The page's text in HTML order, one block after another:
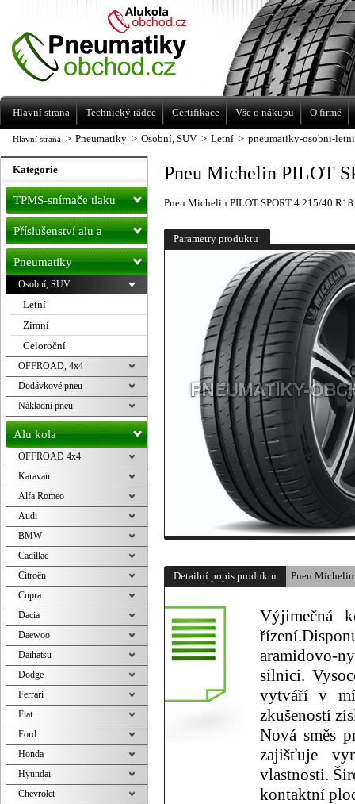
Hlavní strana > Pneumatiky > Osobní, SUV > Letní > pneumatiky-osobni-
Pneu Michelin PILOT
Pneu Michelin PILOT SPORT 4 215/40
Parametry produktu
Detailní popis produktu Pneu
Výjimečná
aramidovo-
silnici.
vytváří v
zkušeností
Nová směs
zajišťuje
vlastnosti.
kontaktní
Kategorie
TPMS-snímače tlaku
Příslušenství alu a
pneu
Pneumatiky
Osobní, SUV
Letní
Zimní
Celoroční
OFFROAD, 4x4
Dodávkové pneu
Nákladní pneu
Alu kola
OFFROAD 4x4
Karavan
Alfa Romeo
Audi
BMW
Cadillac
Citroën
Cupra
Dacia
Daewoo
Daihatsu
Dodge
Ferrari
Fiat
Ford
Honda
Hyundai
Chevrolet
Levné pneumatiky letní, zimní, Alu kola
a litá kola Racing Line
Hlavní strana Technický rádce Certifikace Vše o nákupu O firmě